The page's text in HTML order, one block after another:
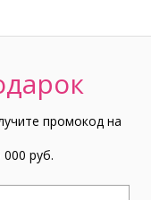
промокод на
руб.